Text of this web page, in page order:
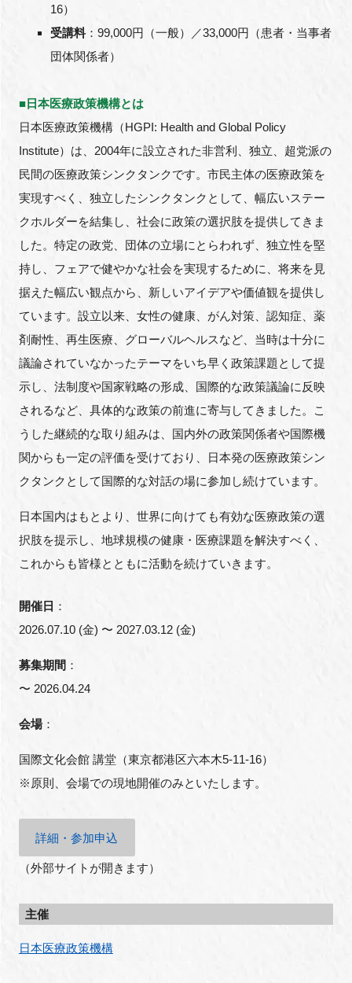
16）
受講料：99,000円（一般）／33,000円（患者・当事者
団体関係者）
■日本医療政策機構とは
日本医療政策機構（HGPI: Health and Global Policy
Institute）は、2004年に設立された非営利、独立、超党派の
民間の医療政策シンクタンクです。市民主体の医療政策を
実現すべく、独立したシンクタンクとして、幅広いステー
クホルダーを結集し、社会に政策の選択肢を提供してきま
した。特定の政党、団体の立場にとらわれず、独立性を堅
持し、フェアで健やかな社会を実現するために、将来を見
据えた幅広い観点から、新しいアイデアや価値観を提供し
ています。設立以来、女性の健康、がん対策、認知症、薬
剤耐性、再生医療、グローバルヘルスなど、当時は十分に
議論されていなかったテーマをいち早く政策課題として提
示し、法制度や国家戦略の形成、国際的な政策議論に反映
されるなど、具体的な政策の前進に寄与してきました。こ
うした継続的な取り組みは、国内外の政策関係者や国際機
関からも一定の評価を受けており、日本発の医療政策シン
クタンクとして国際的な対話の場に参加し続けています。
日本国内はもとより、世界に向けても有効な医療政策の選
択肢を提示し、地球規模の健康・医療課題を解決すべく、
これからも皆様とともに活動を続けていきます。
開催日 ：
2026.07.10 (金) 〜 2027.03.12 (金)
募集期間 ：
〜 2026.04.24
会場：
国際文化会館 講堂（東京都港区六本木5-11-16）
※原則、会場での現地開催のみといたします。
詳細・参加申込
（外部サイトが開きます）
主催
日本医療政策機構